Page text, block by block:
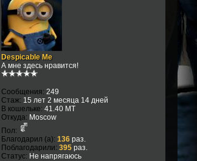
Despicable Me
А мне здесь нравится!
Сообщения: 249
Стаж: 15 лет 2 месяца 14 дней
В кошельке: 41.40 MT
Откуда: Moscow
Пол:
Благодарил (а): 136раз.
Поблагодарили: 395раз.
Статус: Не напрягаюсь